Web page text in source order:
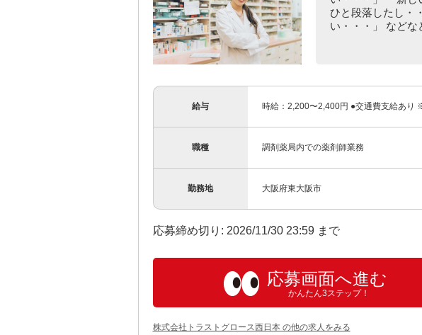
ひと段落したし・
い・・・」 などな
給与 時給：2,200〜2,400円 ●交通費支給あり
職種 調剤薬局内での薬剤師業務
勤務地 大阪府東大阪市
応募締め切り: 2026/11/30 23:59 まで
応募画面へ進む
かんたん3ステップ！
株式会社トラストグロース西日本 の他の求人をみる